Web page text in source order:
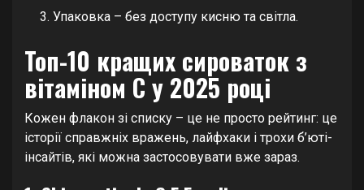
Упаковка – без доступу кисню та світла.
Топ-10 кращих сироваток з
вітаміном C у 2025 році
Кожен флакон зі списку – це не просто рейтинг: це
історії справжніх вражень, лайфхаки і трохи б’юті-
інсайтів, які можна застосовувати вже зараз.